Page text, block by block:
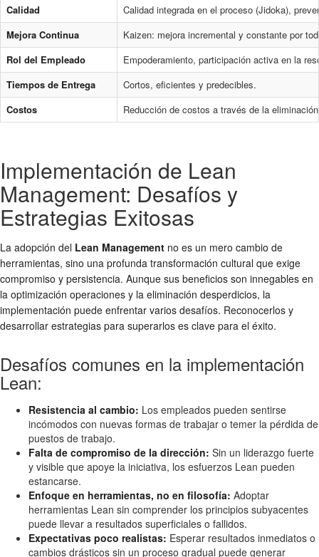
Calidad
Calidad integrada en el proceso (Jidoka),
Mejora Continua
Kaizen: mejora incremental y constante por
Rol del Empleado
Empoderamiento, participación activa en la
Tiempos de Entrega
Cortos, eficientes y predecibles.
Costos
Reducción de costos a través de la
Implementación de Lean
Management: Desafíos y
Estrategias Exitosas
La adopción del Lean Management no es un mero cambio de
herramientas, sino una profunda transformación cultural que exige
compromiso y persistencia. Aunque sus beneficios son innegables en
la optimización operaciones y la eliminación desperdicios, la
implementación puede enfrentar varios desafíos. Reconocerlos y
desarrollar estrategias para superarlos es clave para el éxito.
Desafíos comunes en la implementación
Lean:
Resistencia al cambio: Los empleados pueden sentirse
incómodos con nuevas formas de trabajar o temer la pérdida de
puestos de trabajo.
Falta de compromiso de la dirección: Sin un liderazgo fuerte
y visible que apoye la iniciativa, los esfuerzos Lean pueden
estancarse.
Enfoque en herramientas, no en filosofía: Adoptar
herramientas Lean sin comprender los principios subyacentes
puede llevar a resultados superficiales o fallidos.
Expectativas poco realistas: Esperar resultados inmediatos o
cambios drásticos sin un proceso gradual puede generar